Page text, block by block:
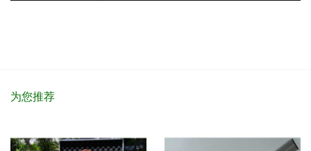
为您推荐